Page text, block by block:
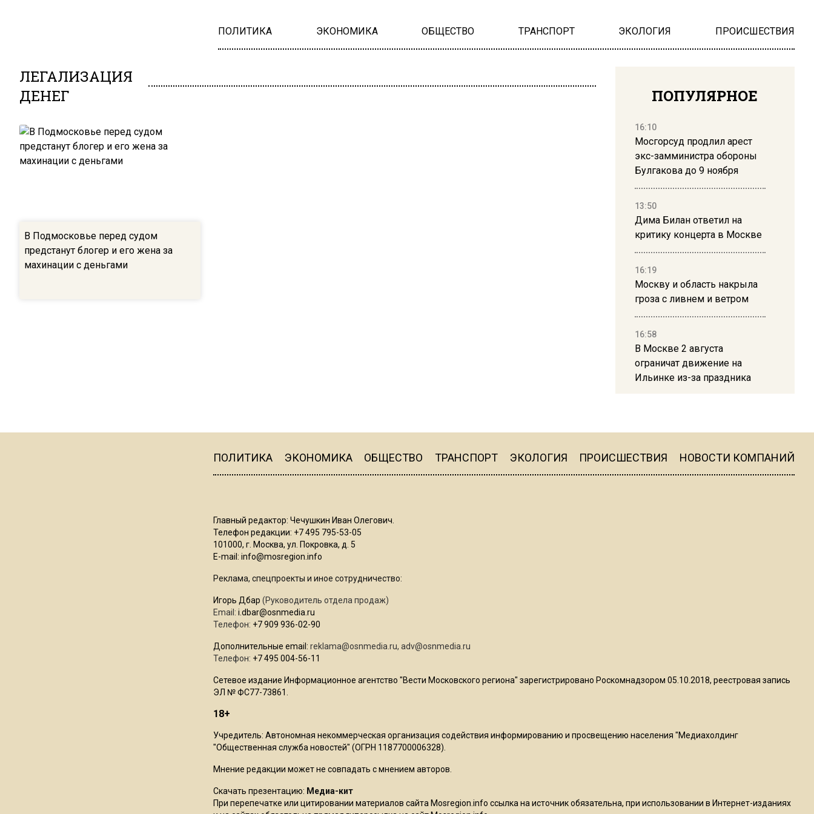
ПОЛИТИКА ЭКОНОМИКА ОБЩЕСТВО ТРАНСПОРТ ЭКОЛОГИЯ ПРОИСШЕСТВИЯ
ЛЕГАЛИЗАЦИЯ
ДЕНЕГ
В Подмосковье перед судом
предстанут блогер и его жена за
махинации с деньгами
ПОПУЛЯРНОЕ
16:10
Мосгорсуд продлил арест
экс-замминистра обороны
Булгакова до 9 ноября
13:50
Дима Билан ответил на
критику концерта в Москве
16:19
Москву и область накрыла
гроза с ливнем и ветром
16:58
В Москве 2 августа
ограничат движение на
Ильинке из-за праздника
Telegram после обвинений
Роман Терюшков назвал
ПОЛИТИКА ЭКОНОМИКА ОБЩЕСТВО ТРАНСПОРТ ЭКОЛОГИЯ ПРОИСШЕСТВИЯ НОВОСТИ КОМПАНИЙ
Главный редактор: Чечушкин Иван Олегович.
Телефон редакции: +7 495 795-53-05
101000, г. Москва, ул. Покровка, д. 5
E-mail: info@mosregion.info
Реклама, спецпроекты и иное сотрудничество:
Игорь Дбар (Руководитель отдела продаж)
Email: i.dbar@osnmedia.ru
Телефон: +7 909 936-02-90
Дополнительные email: reklama@osnmedia.ru, adv@osnmedia.ru
Телефон: +7 495 004-56-11
Сетевое издание Информационное агентство "Вести Московского региона" зарегистрировано Роскомнадзором 05.10.2018, реестровая запись
ЭЛ № ФС77-73861.
18+
Учредитель: Автономная некоммерческая организация содействия информированию и просвещению населения "Медиахолдинг
"Общественная служба новостей" (ОГРН 1187700006328).
Мнение редакции может не совпадать с мнением авторов.
Скачать презентацию: Медиа-кит
При перепечатке или цитировании материалов сайта Mosregion.info ссылка на источник обязательна, при использовании в Интернет-изданиях